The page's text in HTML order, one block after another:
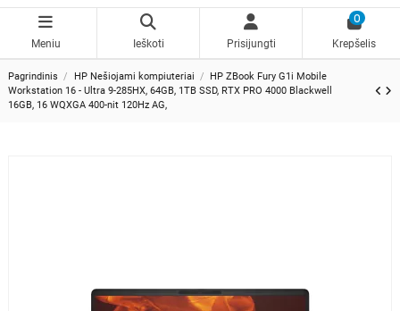
Meniu Ieškoti Prisijungti
0
Krepšelis
Pagrindinis HP Nešiojami kompiuteriai
HP ZBook Fury G1i Mobile
Workstation 16 - Ultra 9-285HX, 64GB, 1TB SSD, RTX PRO 4000 Blackwell
16GB, 16 WQXGA 400-nit 120Hz AG,